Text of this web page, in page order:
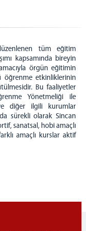
tüm eğitim
kapsamında bireyin
örgün eğitimin
öğrenme etkinliklerinin
Bu faaliyetler
Yönetmeliği ile
diğer ilgili kurumlar
sürekli olarak Sincan
sanatsal, hobi amaçlı
amaçlı kurslar aktif